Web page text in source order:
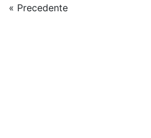
« Precedente